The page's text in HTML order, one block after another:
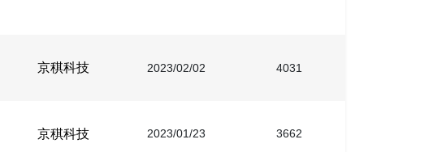
京稘科技 2023/02/02 4031
京稘科技 2023/01/23 3662